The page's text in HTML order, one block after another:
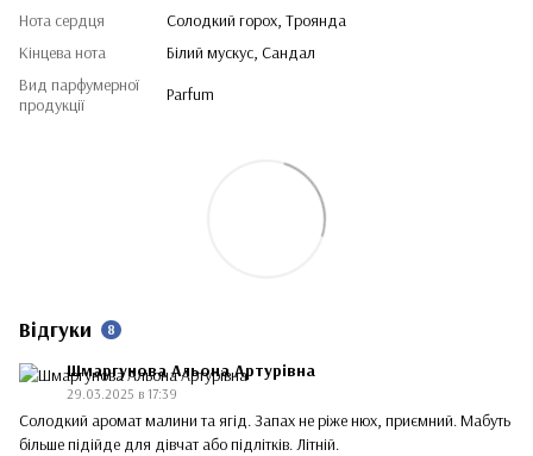
Нота сердця
Солодкий горох, Троянда
Кінцева нота
Білий мускус, Сандал
Вид парфумерної
продукції
Parfum
Відгуки 8
Шмаргунова Альона Артурівна
29.03.2025 в 17:39
Солодкий аромат малини та ягід. Запах не ріже нюх, приємний. Мабуть
більше підійде для дівчат або підлітків. Літній.